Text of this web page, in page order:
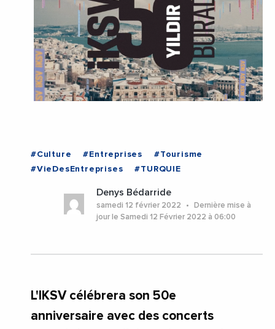
#Culture #Entreprises
#Tourisme
#VieDesEntreprises
#TURQUIE
Denys Bédarride
samedi 12 février 2022
Dernière mise à
jour le Samedi 12 Février 2022 à 06:00
L'IKSV célébrera son 50e
anniversaire avec des concerts